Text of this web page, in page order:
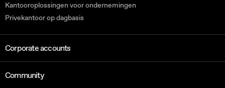
Kantooroplossingen voor ondernemingen
Privekantoor op dagbasis
Corporate accounts
Community